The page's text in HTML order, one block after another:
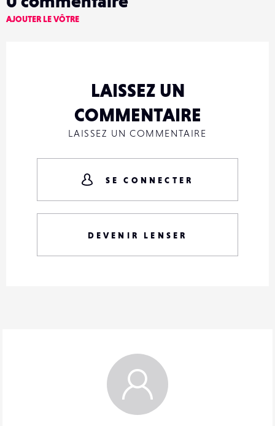
AJOUTER LE VÔTRE
LAISSEZ UN
COMMENTAIRE
LAISSEZ UN COMMENTAIRE
SE CONNECTER
DEVENIR LENSER